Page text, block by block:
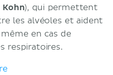
Kohn), qui permettent
les alvéoles et aident
en cas de
respiratoires.